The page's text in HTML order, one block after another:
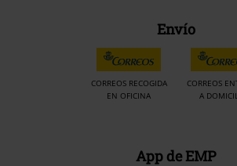
Envío
CORREOS RECOGIDA
EN OFICINA
CORREOS
A
App de EMP